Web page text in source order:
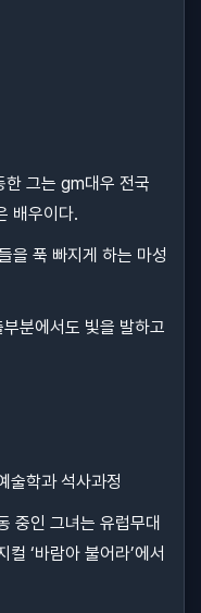
한 그는 gm대우 전국
배우이다.
을 푹 빠지게 하는 마성
분에서도 빛을 발하고
술학과 석사과정
중인 그녀는 유럽무대
‘바람아 불어라’에서